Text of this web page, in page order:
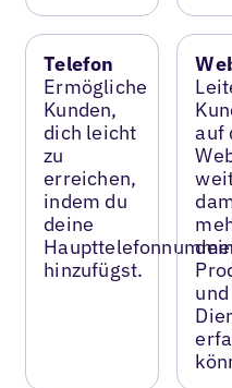
Telefon
Ermögliche
Kunden,
dich leicht
zu
erreichen,
indem du
deine
hinzufügst.
auf
und